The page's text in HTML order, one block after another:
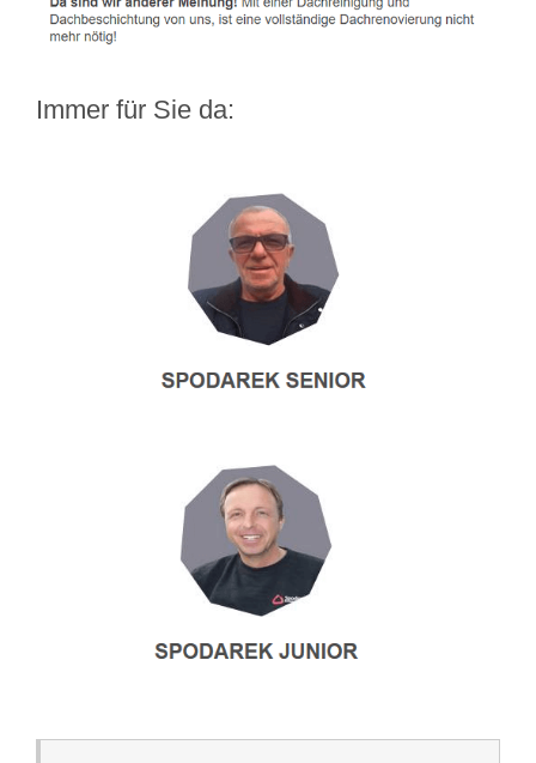
Immer für Sie da: